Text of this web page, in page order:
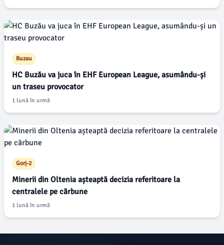
Buzau
HC Buzău va juca în EHF European League, asumându-și
un traseu provocator
1 lună în urmă
Gorj-2
Minerii din Oltenia așteaptă decizia referitoare la
centralele pe cărbune
1 lună în urmă